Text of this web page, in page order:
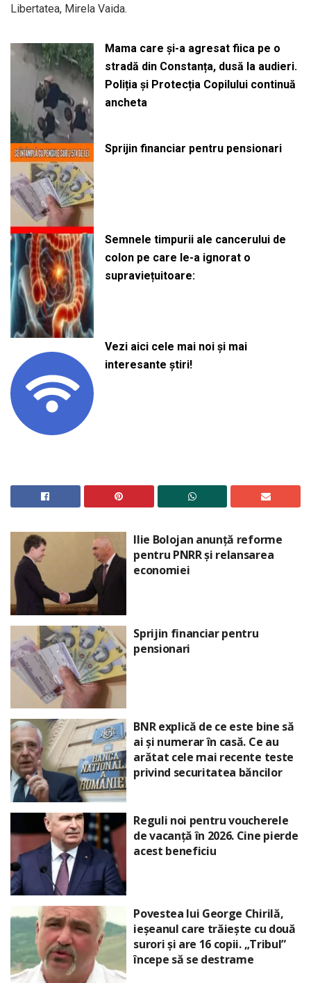
Libertatea, Mirela Vaida.
Mama care și-a agresat fiica pe o
stradă din Constanța, dusă la audieri.
Poliția și Protecția Copilului continuă
ancheta
Sprijin financiar pentru pensionari
Semnele timpurii ale cancerului de
colon pe care le-a ignorat o
supraviețuitoare:
Vezi aici cele mai noi și mai
interesante știri!
Ilie Bolojan anunță reforme
pentru PNRR și relansarea
economiei
Sprijin financiar pentru
pensionari
BNR explică de ce este bine să
ai și numerar în casă. Ce au
arătat cele mai recente teste
privind securitatea băncilor
Reguli noi pentru voucherele
de vacanță în 2026. Cine pierde
acest beneficiu
Povestea lui George Chirilă,
ieșeanul care trăiește cu două
surori și are 16 copii. „Tribul”
începe să se destrame